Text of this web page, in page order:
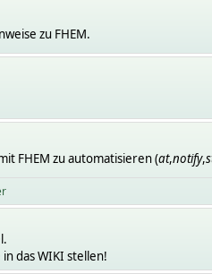
zu FHEM.
FHEM zu automatisieren (at,notify,
das WIKI stellen!